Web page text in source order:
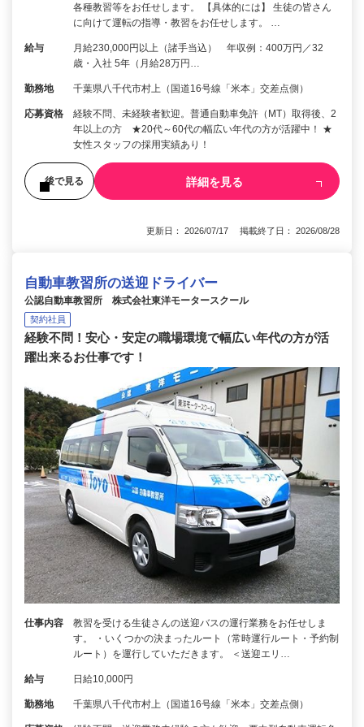
各種教習等をお任せします。 【具体的には】 生徒の皆さん
に向けて運転の指導・教習をお任せします。 …
給与
月給230,000円以上（諸手当込） 年収例：400万円／32
歳・入社 5年（月給28万円…
勤務地 千葉県八千代市村上（国道16号線「米本」交差点側）
応募資格
経験不問、未経験者歓迎。普通自動車免許（MT）取得後、2
年以上の方 ★20代～60代の幅広い年代の方が活躍中！ ★
女性スタッフの採用実績あり！
後で見る 詳細を見る
更新日： 2026/07/17 掲載終了日： 2026/08/28
自動車教習所の送迎ドライバー
公認自動車教習所 株式会社東洋モータースクール
契約社員
経験不問！安心・安定の職場環境で幅広い年代の方が活
躍出来るお仕事です！
仕事内容
教習を受ける生徒さんの送迎バスの運行業務をお任せしま
す。 ・いくつかの決まったルート（常時運行ルート・予約制
ルート）を運行していただきます。 ＜送迎エリ…
給与 日給10,000円
勤務地 千葉県八千代市村上（国道16号線「米本」交差点側）